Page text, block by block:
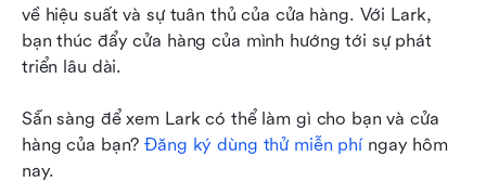
về hiệu suất và sự tuân thủ của cửa hàng. Với Lark,
bạn thúc đẩy cửa hàng của mình hướng tới sự phát
triển lâu dài.
Sẵn sàng để xem Lark có thể làm gì cho bạn và cửa
hàng của bạn? Đăng ký dùng thử miễn phí ngay hôm
nay.